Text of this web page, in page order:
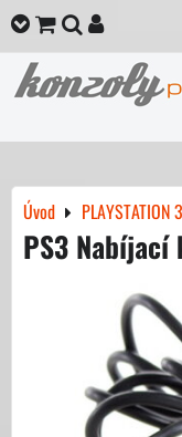
Úvod PLAYSTATION 3
PS3 Nabíjací